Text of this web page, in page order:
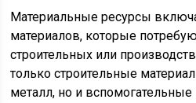
Материальные ресурсы
материалов, которые
строительных или
только строительные
металл, но и